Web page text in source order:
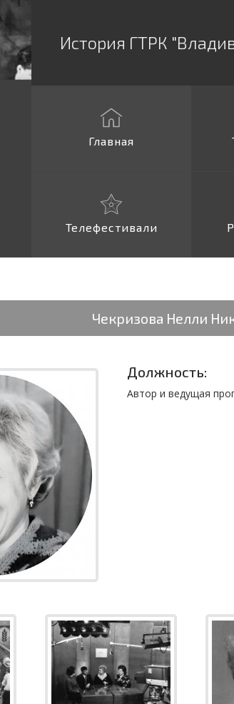
История ГТРК
Главная
Телефестивали
Чекризова Нелли
Должность:
Автор и ведущая